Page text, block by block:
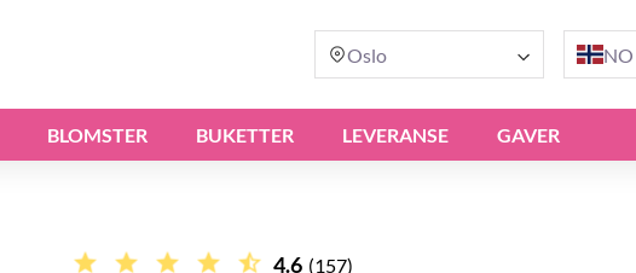
Oslo NO
BLOMSTER BUKETTER LEVERANSE GAVER
4.6 (157)